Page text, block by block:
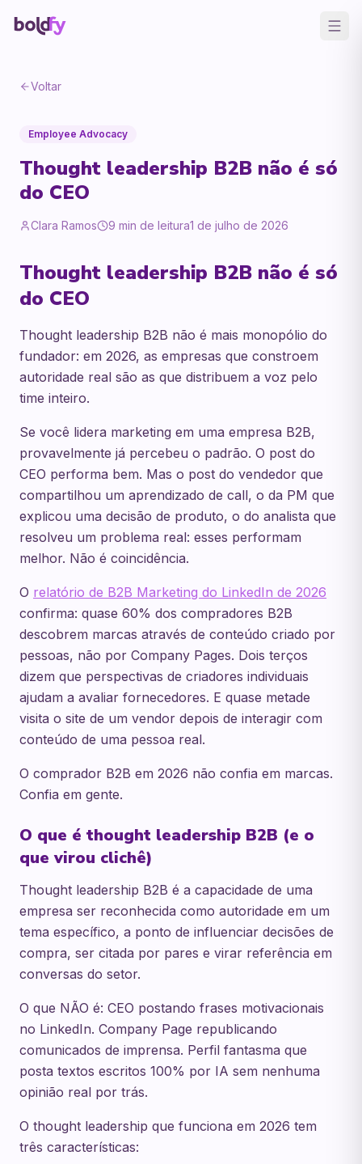
Voltar
Employee Advocacy
Thought leadership B2B não é só
do CEO
Clara Ramos 9 min de leitura1 de julho de 2026
Thought leadership B2B não é só
do CEO
Thought leadership B2B não é mais monopólio do
fundador: em 2026, as empresas que constroem
autoridade real são as que distribuem a voz pelo
time inteiro.
Se você lidera marketing em uma empresa B2B,
provavelmente já percebeu o padrão. O post do
CEO performa bem. Mas o post do vendedor que
compartilhou um aprendizado de call, o da PM que
explicou uma decisão de produto, o do analista que
resolveu um problema real: esses performam
melhor. Não é coincidência.
O relatório de B2B Marketing do LinkedIn de 2026
confirma: quase 60% dos compradores B2B
descobrem marcas através de conteúdo criado por
pessoas, não por Company Pages. Dois terços
dizem que perspectivas de criadores individuais
ajudam a avaliar fornecedores. E quase metade
visita o site de um vendor depois de interagir com
conteúdo de uma pessoa real.
O comprador B2B em 2026 não confia em marcas.
Confia em gente.
O que é thought leadership B2B (e o
que virou clichê)
Thought leadership B2B é a capacidade de uma
empresa ser reconhecida como autoridade em um
tema específico, a ponto de influenciar decisões de
compra, ser citada por pares e virar referência em
conversas do setor.
O que NÃO é: CEO postando frases motivacionais
no LinkedIn. Company Page republicando
comunicados de imprensa. Perfil fantasma que
posta textos escritos 100% por IA sem nenhuma
opinião real por trás.
O thought leadership que funciona em 2026 tem
três características: